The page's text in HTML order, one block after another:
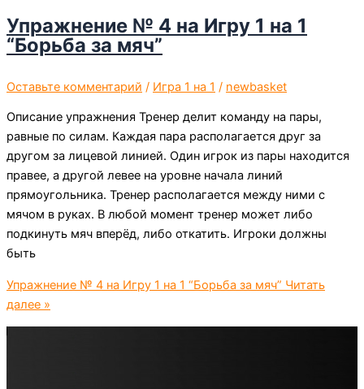
Упражнение № 4 на Игру 1 на 1
“Борьба за мяч”
Оставьте комментарий / Игра 1 на 1 / newbasket
Описание упражнения Тренер делит команду на пары,
равные по силам. Каждая пара располагается друг за
другом за лицевой линией. Один игрок из пары находится
правее, а другой левее на уровне начала линий
прямоугольника. Тренер располагается между ними с
мячом в руках. В любой момент тренер может либо
подкинуть мяч вперёд, либо откатить. Игроки должны
быть
Упражнение № 4 на Игру 1 на 1 “Борьба за мяч” Читать
далее »